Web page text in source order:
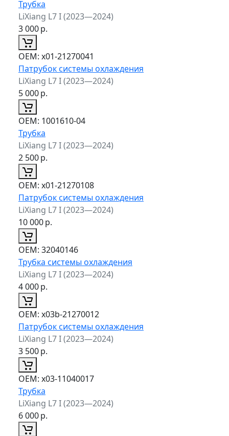
Трубка
LiXiang L7 I (2023—2024)
3 000р.
ОЕМ: x01-21270041
Патрубок системы охлаждения
LiXiang L7 I (2023—2024)
5 000р.
ОЕМ: 1001610-04
Трубка
LiXiang L7 I (2023—2024)
2 500р.
ОЕМ: x01-21270108
Патрубок системы охлаждения
LiXiang L7 I (2023—2024)
10 000р.
ОЕМ: 32040146
Трубка системы охлаждения
LiXiang L7 I (2023—2024)
4 000р.
ОЕМ: x03b-21270012
Патрубок системы охлаждения
LiXiang L7 I (2023—2024)
3 500р.
ОЕМ: x03-11040017
Трубка
LiXiang L7 I (2023—2024)
6 000р.